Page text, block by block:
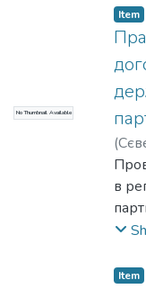
вже
No Thumbnail Available
Item
(
в
Item